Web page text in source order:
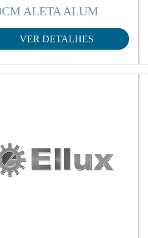
ALETA ALUM
VER DETALHES